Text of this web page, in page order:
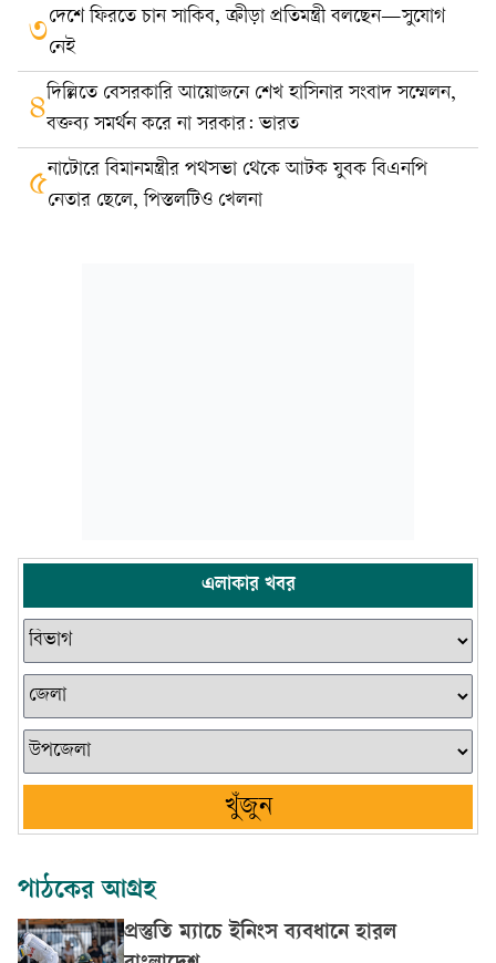
৩দেশে ফিরতে চান সাকিব, ক্রীড়া প্রতিমন্ত্রী বলছেন—সুযোগ
নেই
৪দিল্লিতে বেসরকারি আয়োজনে শেখ হাসিনার সংবাদ সম্মেলন,
বক্তব্য সমর্থন করে না সরকার: ভারত
৫নাটোরে বিমানমন্ত্রীর পথসভা থেকে আটক যুবক বিএনপি
নেতার ছেলে, পিস্তলটিও খেলনা
এলাকার খবর
খুঁজুন
পাঠকের আগ্রহ
প্রস্তুতি ম্যাচে ইনিংস ব্যবধানে হারল